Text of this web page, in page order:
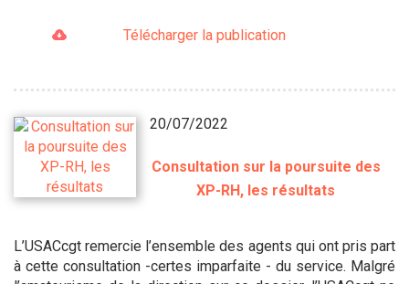
Télécharger la publication
20/07/2022
Consultation sur la poursuite des
XP-RH, les résultats
L’USACcgt remercie l’ensemble des agents qui ont pris part
à cette consultation -certes imparfaite - du service. Malgré